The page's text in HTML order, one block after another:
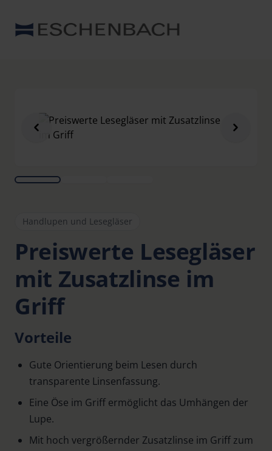
Handlupen und Lesegläser
Preiswerte Lesegläser
mit Zusatzlinse im
Griff
Vorteile
Gute Orientierung beim Lesen durch
transparente Linsenfassung.
Eine Öse im Griff ermöglicht das Umhängen der
Lupe.
Mit hoch vergrößernder Zusatzlinse im Griff zum